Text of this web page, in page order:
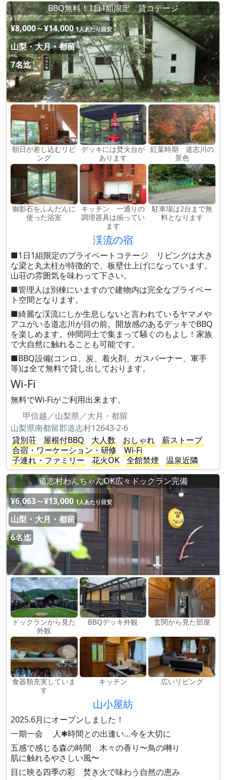
BBQ無料！1日1組限定 貸コテージ
¥8,000～¥14,000 1人あたり目安
山梨・大月・都留
7名迄
朝日が差し込むリビ
ング
デッキには焚火台が
あります
紅葉時期 道志川の
景色
御影石をふんだんに
使った浴室
キッチン 一通りの
調理器具は揃ってい
ます
駐車場は2台まで無
料となります
渓流の宿
■1日1組限定のプライベートコテージ リビングは大き
な梁と丸太柱が特徴的で、板壁仕上げになっています。
山荘の雰囲気を味わって下さい。
■管理人は別棟にいますので建物内は完全なプライベー
ト空間となります。
■綺麗な渓流にしか生息しないと言われているヤマメや
アユがいる道志川が目の前。開放感のあるデッキでBBQ
を楽しめます。仲間同士で集まって騒ぐのもよし！家族
で大自然に触れることも可能です。
■BBQ設備(コンロ、炭、着火剤、ガスバーナー、軍手
等)は全て無料で貸し出しております。
Wi-Fi
無料でWi-Fiがご利用出来ます。
甲信越／山梨県／大月・都留
山梨県南都留郡道志村12643-2-6
貸別荘
屋根付BBQ 大人数 おしゃれ
薪ストーブ
合宿・ワーケーション・研修
Wi-Fi
子連れ・ファミリー
花火OK 全館禁煙
温泉近隣
道志村わんちゃんOK広々ドックラン完備
¥6,063～¥13,000 1人あたり目安
山梨・大月・都留
6名迄
ドックランから見た
外観
BBQデッキ外観 玄関から見た部屋
食器類充実していま
す
キッチン 広いリビング
山小屋紡
2025.6月にオープンしました！
一期一会 人✱時間との出逢い…今を大切に
五感で感じる森の時間 木々の香り〜鳥の囀り
肌に触れるやさしい風〜
目に映る四季の彩 焚き火で味わう自然の恵み